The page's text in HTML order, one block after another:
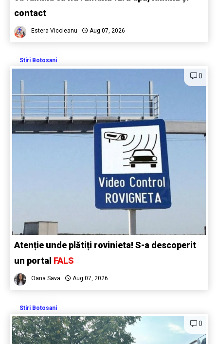
contact
Estera Vicoleanu Aug 07, 2026
Stiri Botosani
0
Atenție unde plătiți rovinieta! S-a descoperit
un portal FALS
Oana Sava Aug 07, 2026
Stiri Botosani
0